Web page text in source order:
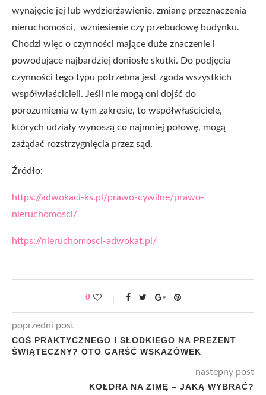
wynajęcie jej lub wydzierżawienie, zmianę przeznaczenia
nieruchomości, wzniesienie czy przebudowę budynku.
Chodzi więc o czynności mające duże znaczenie i
powodujące najbardziej doniosłe skutki. Do podjęcia
czynności tego typu potrzebna jest zgoda wszystkich
współwłaścicieli. Jeśli nie mogą oni dojść do
porozumienia w tym zakresie, to współwłaściciele,
których udziały wynoszą co najmniej połowę, mogą
zażądać rozstrzygnięcia przez sąd.
Źródło:
https://adwokaci-ks.pl/prawo-cywilne/prawo-
nieruchomosci/
https://nieruchomosci-adwokat.pl/
0
poprzedni post
COŚ PRAKTYCZNEGO I SŁODKIEGO NA PREZENT
ŚWIĄTECZNY? OTO GARŚĆ WSKAZÓWEK
nastepny post
KOŁDRA NA ZIMĘ – JAKĄ WYBRAĆ?